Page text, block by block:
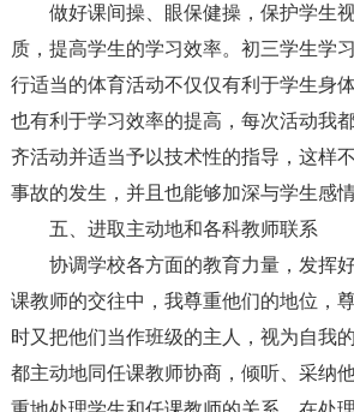
做好课间操、眼保健操，保护学生
质，提高学生的学习效率。初三学生学
行适当的体育活动不仅仅有利于学生身
也有利于学习效率的提高，每次活动我
齐活动并适当予以技术性的指导，这样
事故的发生，并且也能够加深与学生感情
五、进取主动地和各科教师联系
协调学校各方面的教育力量，发挥
课教师的交往中，我尊重他们的地位，
时又把他们当作班级的主人，视为自我
都主动地同任课教师协商，倾听、采纳